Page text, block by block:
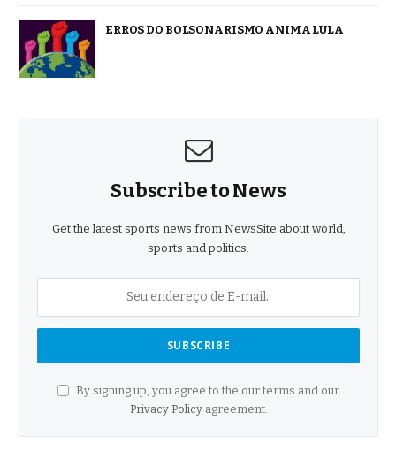
ERROS DO BOLSONARISMO ANIMA LULA
Subscribe to News
Get the latest sports news from NewsSite about world,
sports and politics.
By signing up, you agree to the our terms and our
Privacy Policyagreement.